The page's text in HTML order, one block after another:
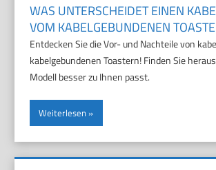
WAS UNTERSCHEIDET EINEN
VOM KABELGEBUNDENEN
Entdecken Sie die Vor- und Nachteile von
kabelgebundenen Toastern! Finden Sie
Modell besser zu Ihnen passt.
Weiterlesen